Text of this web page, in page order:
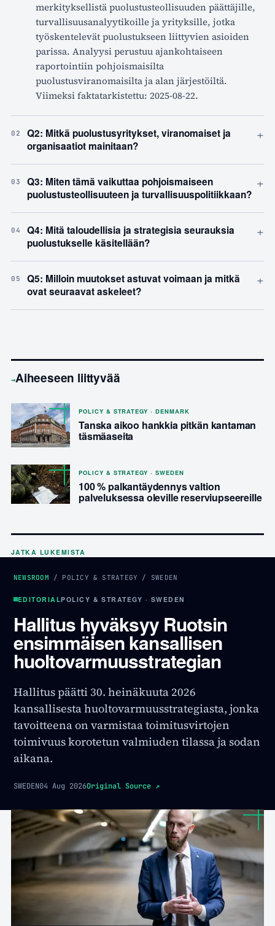
merkityksellistä puolustusteollisuuden päättäjille,
turvallisuusanalyytikoille ja yrityksille, jotka
työskentelevät puolustukseen liittyvien asioiden
parissa. Analyysi perustuu ajankohtaiseen
raportointiin pohjoismaisilta
puolustusviranomaisilta ja alan järjestöiltä.
Viimeksi faktatarkistettu: 2025-08-22.
02
Q2: Mitkä puolustusyritykset, viranomaiset ja
organisaatiot mainitaan?
+
03
Q3: Miten tämä vaikuttaa pohjoismaiseen
puolustusteollisuuteen ja turvallisuuspolitiikkaan?
+
04
Q4: Mitä taloudellisia ja strategisia seurauksia
puolustukselle käsitellään?
+
05
Q5: Milloin muutokset astuvat voimaan ja mitkä
ovat seuraavat askeleet?
+
→Aiheeseen liittyvää
POLICY & STRATEGY · DENMARK
Tanska aikoo hankkia pitkän kantaman
täsmäaseita
POLICY & STRATEGY · SWEDEN
100 % palkantäydennys valtion
palveluksessa oleville reserviupseereille
JATKA LUKEMISTA
NEWSROOM / POLICY & STRATEGY / SWEDEN
EDITORIALPOLICY & STRATEGY · SWEDEN
Hallitus hyväksyy Ruotsin
ensimmäisen kansallisen
huoltovarmuusstrategian
Hallitus päätti 30. heinäkuuta 2026
kansallisesta huoltovarmuusstrategiasta, jonka
tavoitteena on varmistaa toimitusvirtojen
toimivuus korotetun valmiuden tilassa ja sodan
aikana.
SWEDEN04 Aug 2026Original Source ↗